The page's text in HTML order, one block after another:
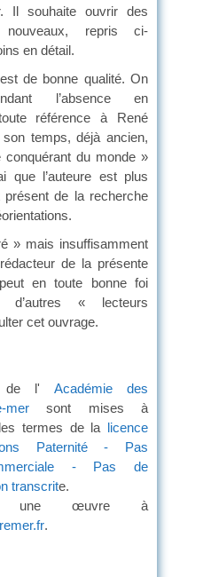
Il souhaite ouvrir des
nouveaux, repris ci-
en détail.
de bonne qualité. On
l’absence en
référence à René
temps, déjà ancien,
du monde »
que l’auteure est plus
présent de la recherche
» mais insuffisamment
de la présente
en toute bonne foi
d’autres « lecteurs
cet ouvrage.
de l' Académie des
mer sont mises à
termes de la licence
Paternité - Pas
- Pas de
transcrite.
une œuvre à
.